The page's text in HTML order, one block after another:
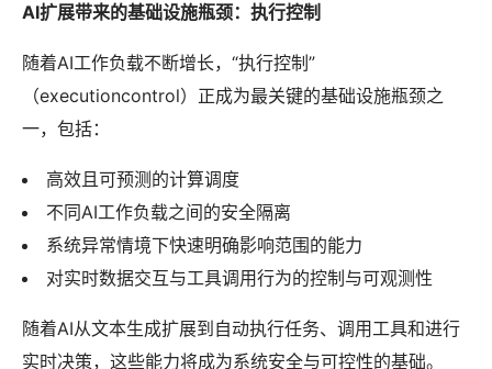
AI扩展带来的基础设施瓶颈：执行控制
随着AI工作负载不断增长，“执行控制”
（executioncontrol）正成为最关键的基础设施瓶颈之
一，包括：
高效且可预测的计算调度
不同AI工作负载之间的安全隔离
系统异常情境下快速明确影响范围的能力
对实时数据交互与工具调用行为的控制与可观测性
随着AI从文本生成扩展到自动执行任务、调用工具和进行
实时决策，这些能力将成为系统安全与可控性的基础。